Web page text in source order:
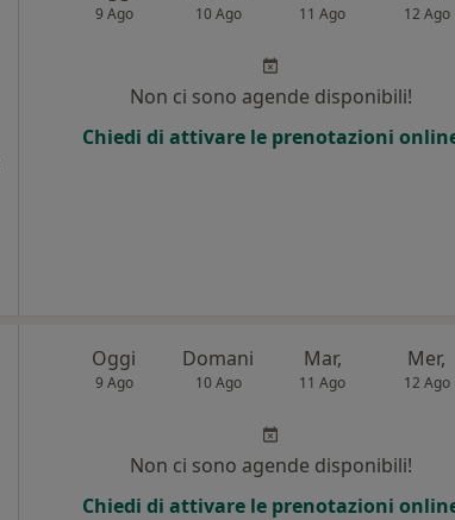
9 Ago 10 Ago 11 Ago 12 Ago
Non ci sono agende disponibili!
Chiedi di attivare le prenotazioni
Oggi
9 Ago
Domani
10 Ago
Mar,
11 Ago
Mer,
12 Ago
Non ci sono agende disponibili!
Chiedi di attivare le prenotazioni